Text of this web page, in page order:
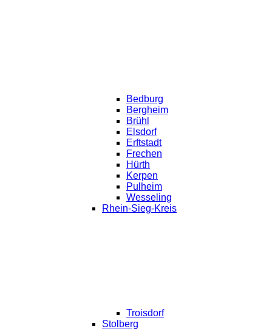
Bedburg
Bergheim
Brühl
Elsdorf
Erftstadt
Frechen
Hürth
Kerpen
Pulheim
Wesseling
Rhein-Sieg-Kreis
Troisdorf
Stolberg